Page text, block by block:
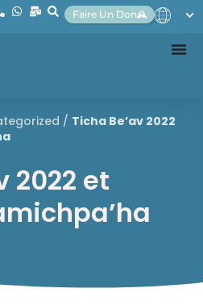
Faire Un Don
/ Ticha Be’av 2022
2022 et